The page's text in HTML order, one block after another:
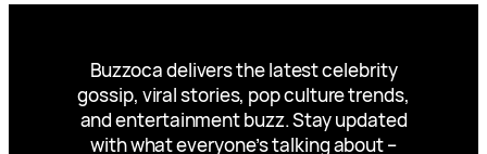
Buzzoca delivers the latest celebrity
gossip, viral stories, pop culture trends,
and entertainment buzz. Stay updated
with what everyone’s talking about –